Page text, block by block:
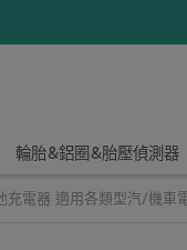
輪胎&鋁圈&胎壓偵測器
電器 適用各類型汽/機車